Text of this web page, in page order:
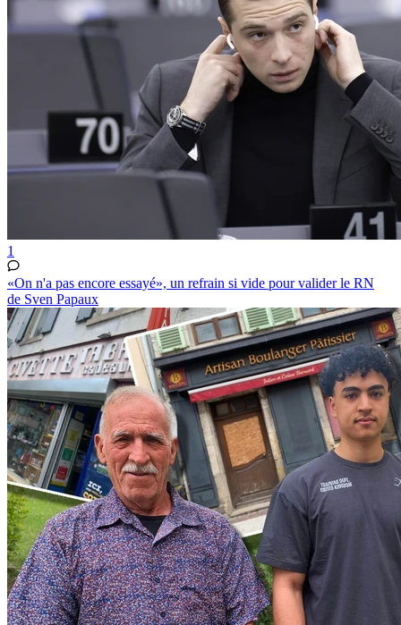
1
«On n'a pas encore essayé», un refrain si vide pour valider le RN
de Sven Papaux